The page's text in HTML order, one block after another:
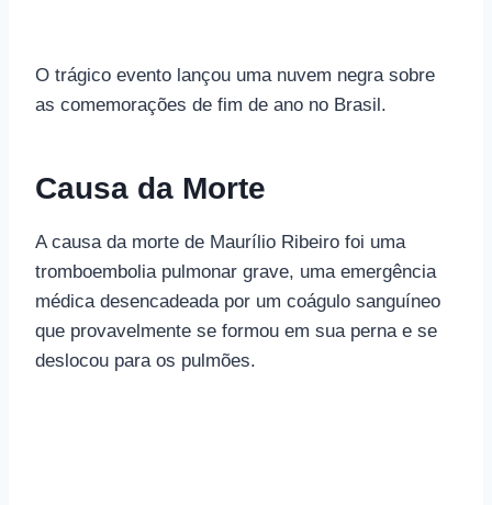
O trágico evento lançou uma nuvem negra sobre
as comemorações de fim de ano no Brasil.
Causa da Morte
A causa da morte de Maurílio Ribeiro foi uma
tromboembolia pulmonar grave, uma emergência
médica desencadeada por um coágulo sanguíneo
que provavelmente se formou em sua perna e se
deslocou para os pulmões.